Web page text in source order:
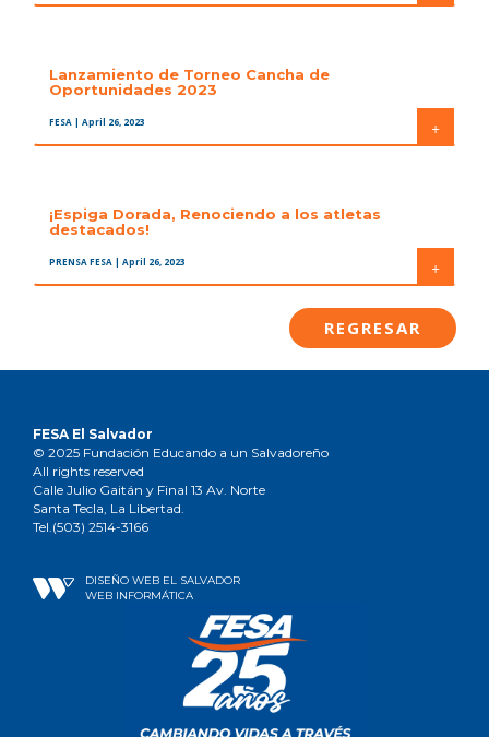
Lanzamiento de Torneo Cancha de
Oportunidades 2023
FESA | April 26, 2023 +
¡Espiga Dorada, Renociendo a los atletas
destacados!
PRENSA FESA | April 26, 2023 +
REGRESAR
FESA El Salvador
© 2025 Fundación Educando a un Salvadoreño
All rights reserved
Calle Julio Gaitán y Final 13 Av. Norte
Santa Tecla, La Libertad.
Tel.(503) 2514-3166
DISEÑO WEB EL SALVADOR
WEB INFORMÁTICA